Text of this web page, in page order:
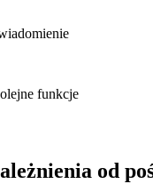
funkcje
od